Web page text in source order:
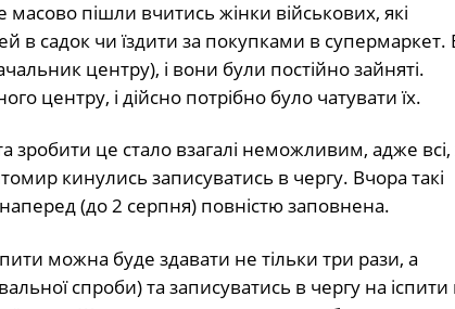
пішли вчитись жінки військових, які
в садок чи їздити за покупками в супермаркет.
центру), і вони були постійно зайняті.
центру, і дійсно потрібно було чатувати їх.
зробити це стало взагалі неможливим, адже всі,
кинулись записуватись в чергу. Вчора такі
(до 2 серпня) повністю заповнена.
можна буде здавати не тільки три рази, а
спроби) та записуватись в чергу на іспити